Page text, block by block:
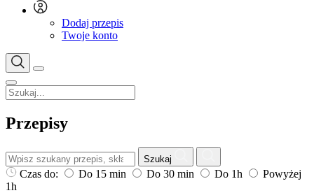
Dodaj przepis
Twoje konto
Przepisy
Szukaj
Czas do: Do 15 min Do 30 min Do 1h
Powyżej
1h